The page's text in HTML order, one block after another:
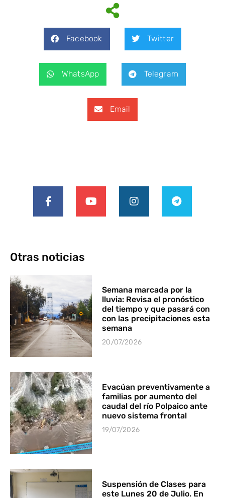
Facebook Twitter
WhatsApp Telegram
Email
Otras noticias
Semana marcada por la
lluvia: Revisa el pronóstico
del tiempo y que pasará con
con las precipitaciones esta
semana
20/07/2026
Evacúan preventivamente a
familias por aumento del
caudal del río Polpaico ante
nuevo sistema frontal
19/07/2026
Suspensión de Clases para
este Lunes 20 de Julio. En